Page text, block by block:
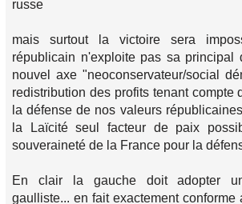
russe
mais surtout la victoire sera
républicain n'exploite pas sa principal
nouvel axe "neoconservateur/social
redistribution des profits tenant compte
la défense de nos valeurs
la Laïcité seul facteur de paix
souveraineté de la France pour la
En clair la gauche doit adopter
gaulliste... en fait exactement conforme